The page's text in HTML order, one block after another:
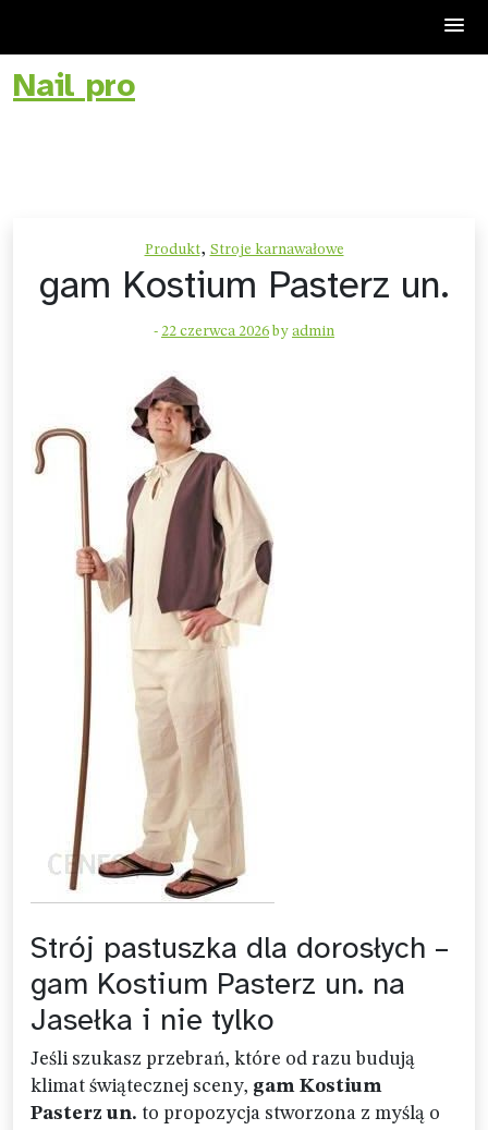
Skip
toNail pro
Produkt, Stroje karnawałowe
gam Kostium Pasterz un.
- 22 czerwca 2026 by admin
Strój pastuszka dla dorosłych –
gam Kostium Pasterz un. na
Jasełka i nie tylko
Jeśli szukasz przebrań, które od razu budują
klimat świątecznej sceny, gam Kostium
Pasterz un. to propozycja stworzona z myślą o